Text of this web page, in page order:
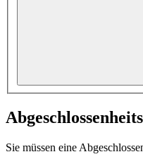
Sie müssen eine